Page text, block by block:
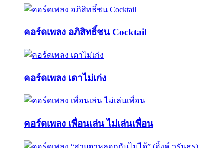
คอร์ดเพลง อภิสิทธิ์ชน Cocktail
คอร์ดเพลง เดาไม่เก่ง
คอร์ดเพลง เพื่อนเล่น ไม่เล่นเพื่อน